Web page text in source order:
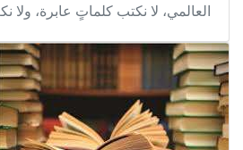
العالمي، لا نكتب كلماتٍ عابرة، ولا